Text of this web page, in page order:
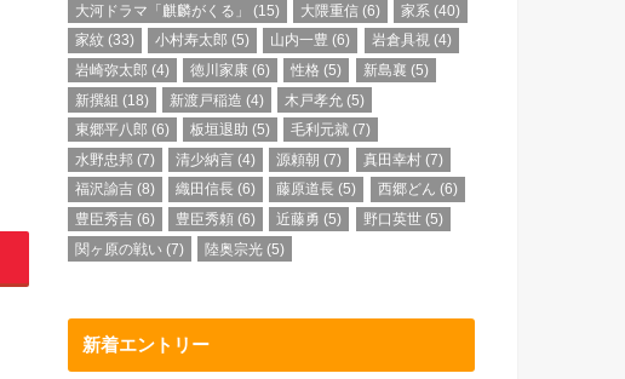
大河ドラマ「麒麟がくる」
(15) 大隈重信 (6) 家系 (40)
家紋 (33) 小村寿太郎 (5) 山内一豊 (6) 岩倉具視(4)
岩崎弥太郎 (4) 徳川家康 (6) 性格 (5) 新島襄 (5)
新撰組 (18) 新渡戸稲造 (4) 木戸孝允 (5)
東郷平八郎 (6) 板垣退助 (5) 毛利元就 (7)
水野忠邦 (7) 清少納言 (4) 源頼朝 (7) 真田幸村(7)
福沢諭吉 (8) 織田信長 (6) 藤原道長 (5) 西郷どん (6)
豊臣秀吉 (6) 豊臣秀頼 (6) 近藤勇 (5) 野口英世(5)
関ヶ原の戦い (7) 陸奥宗光 (5)
新着エントリー